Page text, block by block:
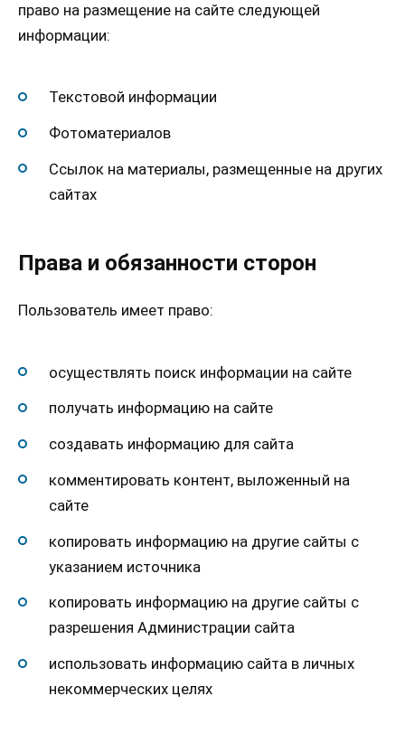
право на размещение на сайте следующей
информации:
Текстовой информации
Фотоматериалов
Ссылок на материалы, размещенные на других
сайтах
Права и обязанности сторон
Пользователь имеет право:
осуществлять поиск информации на сайте
получать информацию на сайте
создавать информацию для сайта
комментировать контент, выложенный на
сайте
копировать информацию на другие сайты с
указанием источника
копировать информацию на другие сайты с
разрешения Администрации сайта
использовать информацию сайта в личных
некоммерческих целях